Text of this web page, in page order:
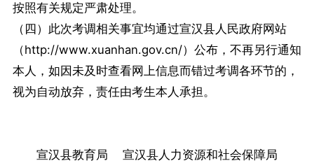
按照有关规定严肃处理。
（四）此次考调相关事宜均通过宣汉县人民政府网站
（http://www.xuanhan.gov.cn/）公布，不再另行通知
本人，如因未及时查看网上信息而错过考调各环节的，
视为自动放弃，责任由考生本人承担。
宣汉县教育局 宣汉县人力资源和社会保障局